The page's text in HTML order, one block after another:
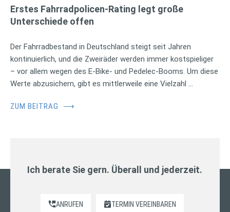
Erstes Fahrradpolicen-Rating legt große
Unterschiede offen
Der Fahrradbestand in Deutschland steigt seit Jahren
kontinuierlich, und die Zweiräder werden immer kostspieliger
– vor allem wegen des E-Bike- und Pedelec-Booms. Um diese
Werte abzusichern, gibt es mittlerweile eine Vielzahl …
ZUM BEITRAG ⟶
Ich berate Sie gern. Überall und jederzeit.
ANRUFEN TERMIN VEREINBAREN